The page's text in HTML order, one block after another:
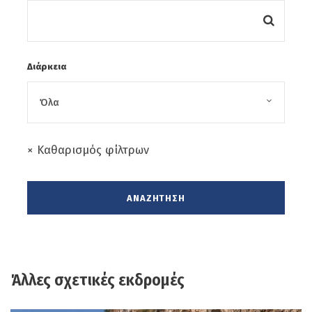
Διάρκεια
× Καθαρισμός φίλτρων
σπάνιο κλίμα της που εδώ και χρόνια
Πύργο Ηλείαςόπου και το ξενοδοχείο
Μετά το πρωινό θα επισκεφτούμε τον
Άλλες σχετικές εκδρομές